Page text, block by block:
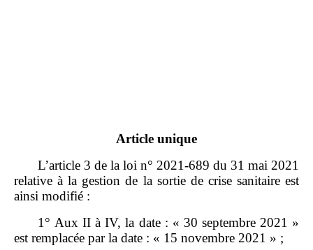
Article unique
L’article 3 de la loi n° 2021‑689 du 31 mai 2021
relative à la gestion de la sortie de crise sanitaire est
ainsi modifié :
1° Aux II à IV, la date : « 30 septembre 2021 »
est remplacée par la date : « 15 novembre 2021 » ;